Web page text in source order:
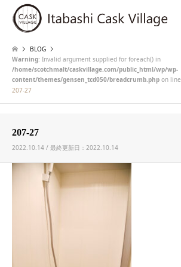
BLOG
Warning: Invalid argument supplied for foreach() in
/home/scotchmalt/caskvillage.com/public_html/wp/wp-
content/themes/gensen_tcd050/breadcrumb.php on line
207-27
207-27
2022.10.14 / 最終更新日：2022.10.14